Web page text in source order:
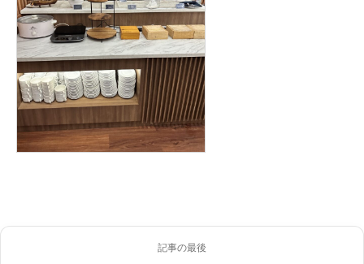
記事の最後